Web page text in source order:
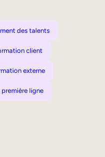
des talents
client
externe
ligne